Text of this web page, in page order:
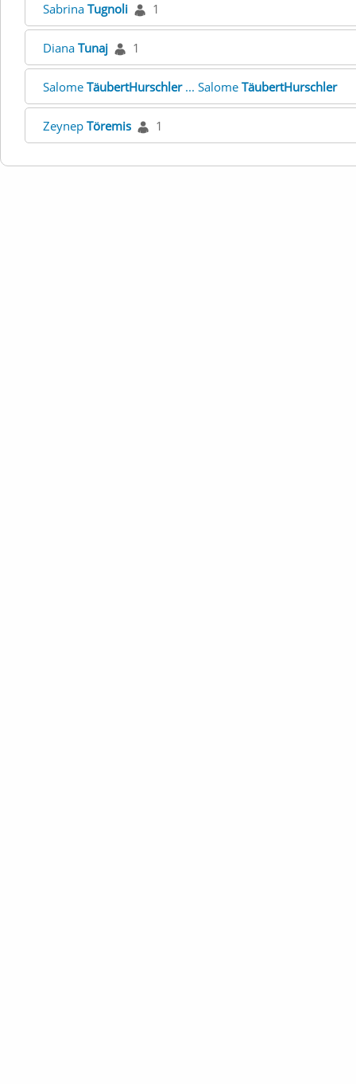
Sabrina Tugnoli 1
Diana Tunaj 1
Salome TäubertHurschler... Salome TäubertHurschler
Zeynep Töremis 1